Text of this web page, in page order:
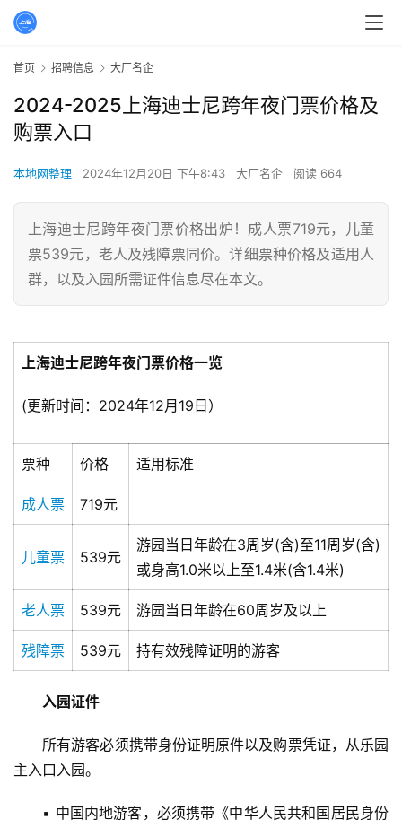
首页 招聘信息 大厂名企
2024-2025上海迪士尼跨年夜门票价格及
购票入口
本地网整理 2024年12月20日 下午8:43 大厂名企 阅读 664
上海迪士尼跨年夜门票价格出炉！成人票719元，儿童
票539元，老人及残障票同价。详细票种价格及适用人
群，以及入园所需证件信息尽在本文。
上海迪士尼跨年夜门票价格一览
(更新时间：2024年12月19日）
票种 价格 适用标准
成人票 719元
儿童票 539元
游园当日年龄在3周岁(含)至11周岁(含)
或身高1.0米以上至1.4米(含1.4米)
老人票 539元 游园当日年龄在60周岁及以上
残障票 539元 持有效残障证明的游客
入园证件
所有游客必须携带身份证明原件以及购票凭证，从乐园
主入口入园。
▪ 中国内地游客，必须携带《中华人民共和国居民身份